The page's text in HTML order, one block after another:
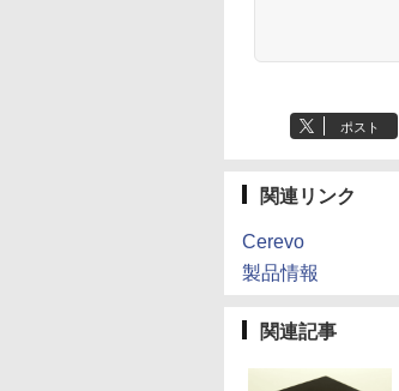
ポスト
関連リンク
Cerevo
製品情報
関連記事